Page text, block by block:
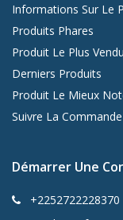
Informations Sur Le
Produits Phares
Produit Le Plus Vendu
Derniers Produits
Produit Le Mieux
Suivre La Commande
Démarrer Une
+2252722228370